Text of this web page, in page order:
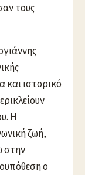
τους
και ιστορικό
Η
ζωή,
στην
ο